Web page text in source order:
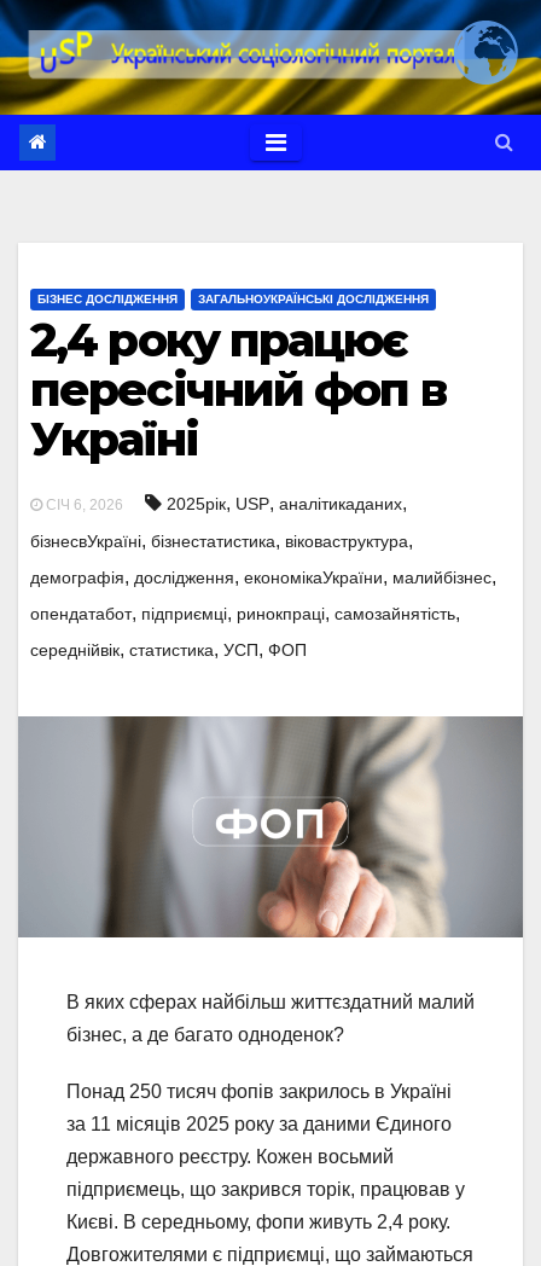
Перейти
до
вмісту
БІЗНЕС ДОСЛІДЖЕННЯ ЗАГАЛЬНОУКРАЇНСЬКІ ДОСЛІДЖЕННЯ
2,4 року працює
пересічний фоп в
Україні
СІЧ 6, 2026 2025рік, USP, аналітикаданих,
бізнесвУкраїні, бізнестатистика, віковаструктура,
демографія, дослідження, економікаУкраїни, малийбізнес,
опендатабот, підприємці, ринокпраці, самозайнятість,
середнійвік, статистика, УСП, ФОП
В яких сферах найбільш життєздатний малий
бізнес, а де багато одноденок?
Понад 250 тисяч фопів закрилось в Україні
за 11 місяців 2025 року за даними Єдиного
державного реєстру. Кожен восьмий
підприємець, що закрився торік, працював у
Києві. В середньому, фопи живуть 2,4 року.
Довгожителями є підприємці, що займаються